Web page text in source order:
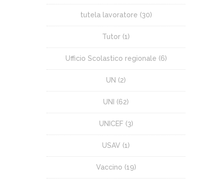
tutela lavoratore (30)
Tutor (1)
Ufficio Scolastico regionale (6)
UN (2)
UNI (62)
UNICEF(3)
USAV (1)
Vaccino (19)